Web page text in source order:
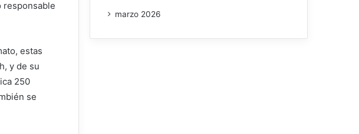
responsable
estas
y de su
250
se
marzo 2026